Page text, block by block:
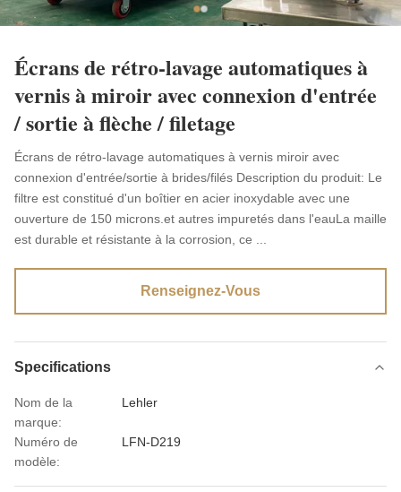
Écrans de rétro-lavage automatiques à
vernis à miroir avec connexion d'entrée
/ sortie à flèche / filetage
Écrans de rétro-lavage automatiques à vernis miroir avec
connexion d'entrée/sortie à brides/filés Description du produit: Le
filtre est constitué d'un boîtier en acier inoxydable avec une
ouverture de 150 microns.et autres impuretés dans l'eauLa maille
est durable et résistante à la corrosion, ce ...
Renseignez-Vous
Specifications
Nom de la
marque:
Lehler
Numéro de
modèle:
LFN-D219